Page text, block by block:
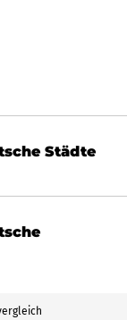
Städte